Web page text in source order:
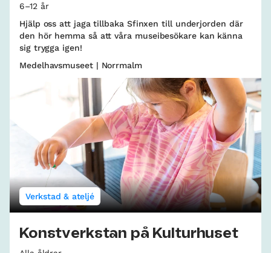
6–12 år
Hjälp oss att jaga tillbaka Sfinxen till underjorden där
den hör hemma så att våra museibesökare kan känna
sig trygga igen!
Medelhavsmuseet | Norrmalm
Verkstad & ateljé
Konstverkstan på Kulturhuset